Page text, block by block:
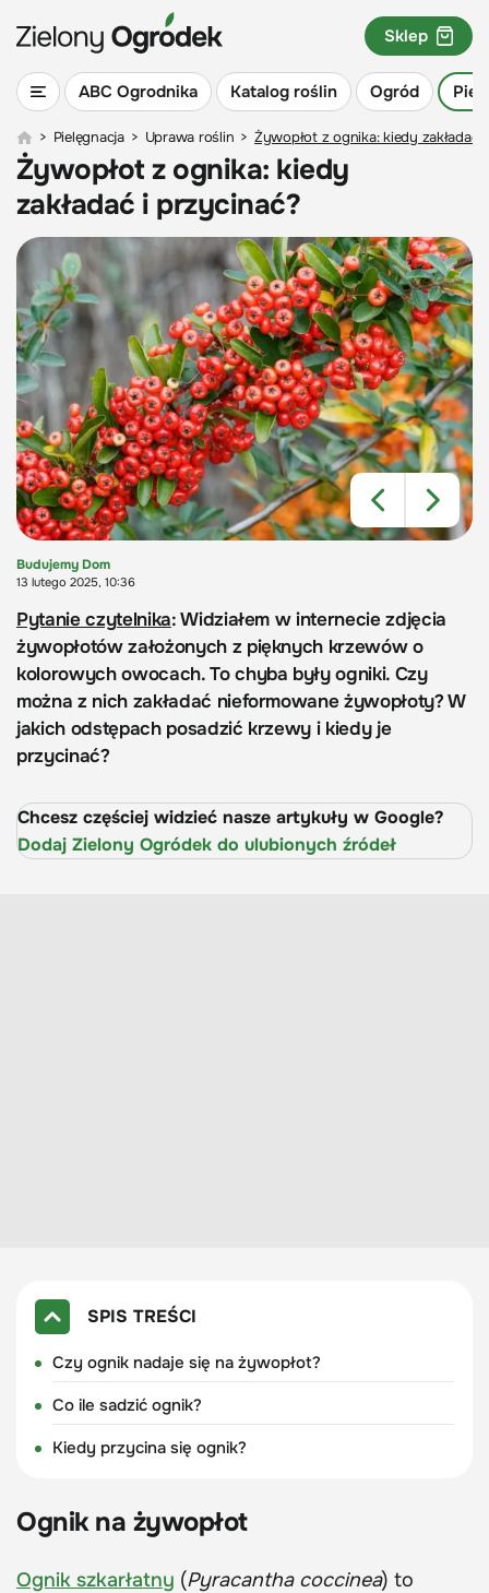
ABC Ogrodnika Katalog roślin Ogród
Sklep
> Pielęgnacja > Uprawa roślin > Żywopłot z ognika: kiedy zakładać
Żywopłot z ognika: kiedy
zakładać i przycinać?
Budujemy Dom
13 lutego 2025, 10:36
Pytanie czytelnika: Widziałem w internecie zdjęcia
żywopłotów założonych z pięknych krzewów o
kolorowych owocach. To chyba były ogniki. Czy
można z nich zakładać nieformowane żywopłoty? W
jakich odstępach posadzić krzewy i kiedy je
przycinać?
Chcesz częściej widzieć nasze artykuły w Google?
Dodaj Zielony Ogródek do ulubionych źródeł
SPIS TREŚCI
Czy ognik nadaje się na żywopłot?
Co ile sadzić ognik?
Kiedy przycina się ognik?
Ognik na żywopłot
Ognik szkarłatny (Pyracantha coccinea) to